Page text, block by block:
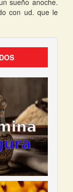
sueño anoche.
con ud. que le